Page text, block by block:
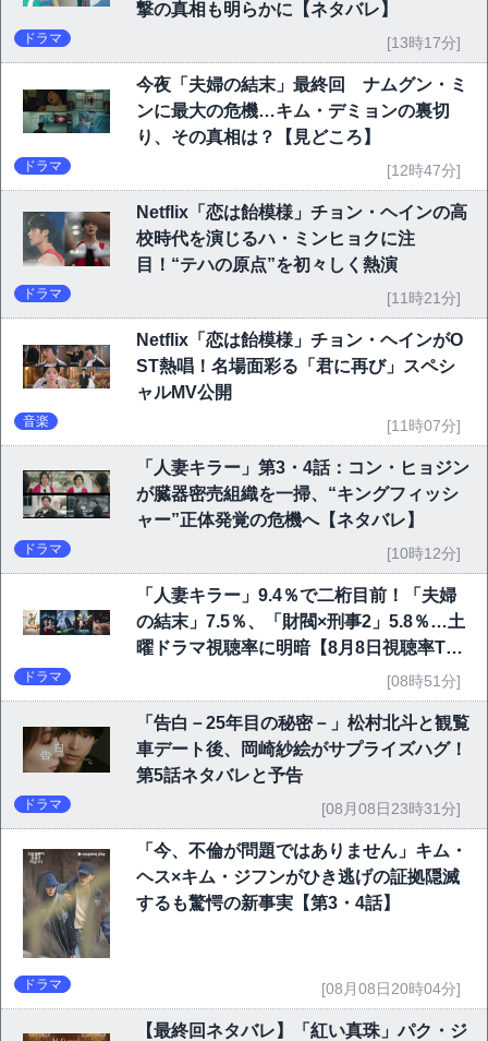
撃の真相も明らかに【ネタバレ】
ドラマ [13時17分]
今夜「夫婦の結末」最終回 ナムグン・ミ
ンに最大の危機…キム・デミョンの裏切
り、その真相は？【見どころ】
ドラマ [12時47分]
Netflix「恋は飴模様」チョン・ヘインの高
校時代を演じるハ・ミンヒョクに注
目！“テハの原点”を初々しく熱演
ドラマ [11時21分]
Netflix「恋は飴模様」チョン・ヘインがO
ST熱唱！名場面彩る「君に再び」スペシ
ャルMV公開
音楽 [11時07分]
「人妻キラー」第3・4話：コン・ヒョジン
が臓器密売組織を一掃、“キングフィッシ
ャー”正体発覚の危機へ【ネタバレ】
ドラマ [10時12分]
「人妻キラー」9.4％で二桁目前！「夫婦
の結末」7.5％、「財閥×刑事2」5.8％…土
曜ドラマ視聴率に明暗【8月8日視聴率TO
ドラマ [08時51分]
「告白－25年目の秘密－」松村北斗と観覧
車デート後、岡崎紗絵がサプライズハグ！
第5話ネタバレと予告
ドラマ [08月08日23時31分]
「今、不倫が問題ではありません」キム・
ヘス×キム・ジフンがひき逃げの証拠隠滅
するも驚愕の新事実【第3・4話】
ドラマ [08月08日20時04分]
【最終回ネタバレ】「紅い真珠」パク・ジ